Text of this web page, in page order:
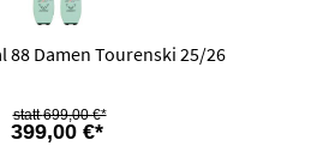
88 Damen Tourenski 25/26
399,00 €*
699,00 €*